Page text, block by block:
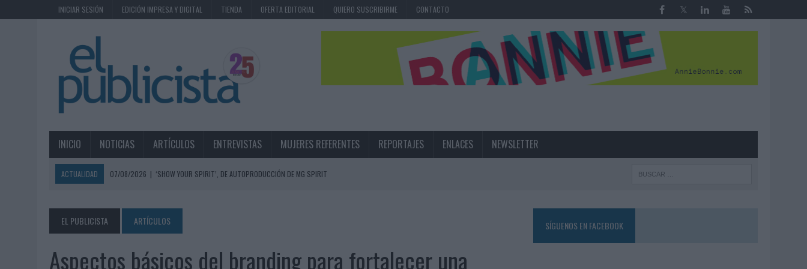
INICIAR SESIÓN EDICIÓN IMPRESA Y DIGITAL TIENDA OFERTA EDITORIAL QUIERO SUSCRIBIRME CONTACTO
INICIO NOTICIAS ARTÍCULOS ENTREVISTAS MUJERES REFERENTES REPORTAJES ENLACES NEWSLETTER
ACTUALIDAD 07/08/2026 | ‘SHOW YOUR SPIRIT’, DE AUTOPRODUCCIÓN DE MG SPIRIT
MAHOU REIVINDICA EL RITUAL DE LA CAÑA EN EL DÍA INTERNACIONAL DE LA CERVEZA
07/08/2026 | MG SPIRIT RELANZA SU MARCA CON UNA ESTRATEGIA 360º CENTRADA EN EL ORIGEN BARCELONÉS
|
PATRÓN CONVIERTE EL NUEVO SINGLE DE ARÓN PIPER EN UNA EXPERIENCIA DE MARCA EN IBIZA
EL PUBLICISTA ARTÍCULOS
Aspectos básicos del branding para fortalecer una
SÍGUENOS EN FACEBOOK